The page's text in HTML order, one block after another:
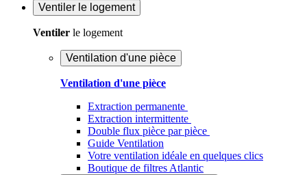
Ventiler le logement
Ventiler le logement
Ventilation d'une pièce
Ventilation d'une pièce
Extraction permanente
Extraction intermittente
Double flux pièce par pièce
Guide Ventilation
Votre ventilation idéale en quelques clics
Boutique de filtres Atlantic